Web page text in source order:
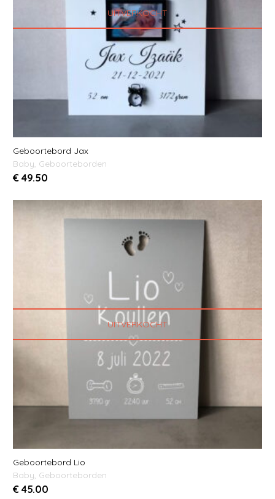
UITVERKOCHT
Geboortebord Jax
Baby, Geboorteborden
€ 49.50
UITVERKOCHT
Geboortebord Lio
Baby, Geboorteborden
€ 45.00